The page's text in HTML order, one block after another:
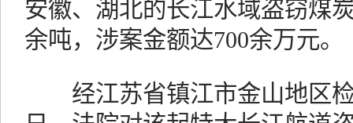
安徽、湖北的长江水域盗窃煤
余吨，涉案金额达700余万元。
经江苏省镇江市金山地区检